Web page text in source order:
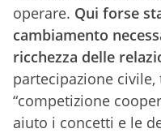
operare. Qui forse
cambiamento
ricchezza delle
partecipazione
“competizione
aiuto i concetti e le